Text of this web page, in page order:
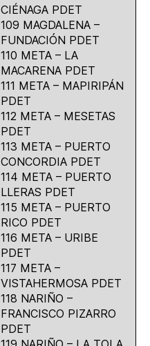
CIÉNAGA PDET
109 MAGDALENA –
FUNDACIÓN PDET
110 META – LA
MACARENA PDET
111 META – MAPIRIPÁN
PDET
112 META – MESETAS
PDET
113 META – PUERTO
CONCORDIA PDET
114 META – PUERTO
LLERAS PDET
115 META – PUERTO
RICO PDET
116 META – URIBE
PDET
117 META –
VISTAHERMOSA PDET
118 NARIÑO –
FRANCISCO PIZARRO
PDET